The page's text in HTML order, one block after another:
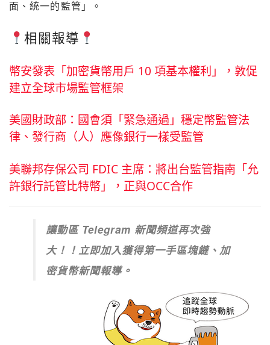
面、統一的監管」。
相關報導
幣安發表「加密貨幣用戶 10 項基本權利」，敦促
建立全球市場監管框架
美國財政部：國會須「緊急通過」穩定幣監管法
律、發行商（人）應像銀行一樣受監管
美聯邦存保公司 FDIC 主席：將出台監管指南「允
許銀行託管比特幣」，正與OCC合作
讓動區 Telegram 新聞頻道再次強
大！！立即加入獲得第一手區塊鏈、加
密貨幣新聞報導。